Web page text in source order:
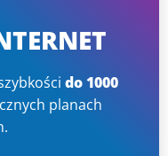
do 1000
planach